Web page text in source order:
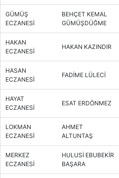
GÜMÜŞ
ECZANESİ
BEHÇET KEMAL
GÜMÜŞDÜĞME
HAKAN
ECZANESİ
HAKAN KAZINDIR
HASAN
ECZANESİ
FADİME LÜLECİ
HAYAT
ECZANESİ
ESAT ERDÖNMEZ
LOKMAN
ECZANESİ
AHMET
ALTUNTAŞ
MERKEZ
ECZANESİ
HULUSİ EBUBEKİR
BAŞARA